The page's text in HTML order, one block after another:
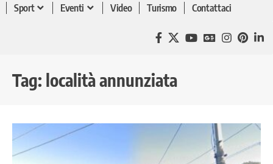
Sport
Eventi Video Turismo Contattaci
Tag: località annunziata